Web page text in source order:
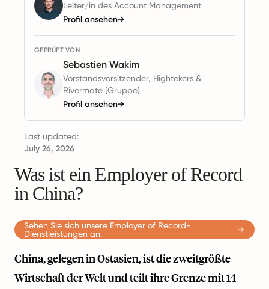
Leiter/in des Account Management
Profil ansehen→
GEPRÜFT VON
Sebastien Wakim
Vorstandsvorsitzender, Hightekers &
Rivermate (Gruppe)
Profil ansehen→
Last updated:
July 26, 2026
Was ist ein Employer of Record
in China?
Sehen Sie sich unsere Employer of Record-
Dienstleistungen an.
China, gelegen in Ostasien, ist die zweitgrößte
Wirtschaft der Welt und teilt ihre Grenze mit 14